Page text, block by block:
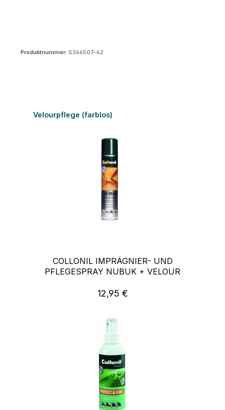
Produktnummer: S366507-42
Produktgalerie überspringen
Velourpflege (farblos)
COLLONIL IMPRÄGNIER- UND
PFLEGESPRAY NUBUK + VELOUR
Regulärer Preis:
12,95 €